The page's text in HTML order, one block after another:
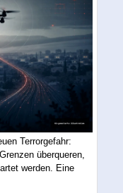
Terrorgefahr:
überqueren,
werden. Eine